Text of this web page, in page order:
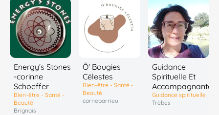
Energy's Stones
-corinne
Schoeffer
Bien-être - Santé -
Beauté
Brignais
Ô' Bougies
Célestes
Bien-être - Santé -
Beauté
cornebarrieu
Guidance
Spirituelle Et
Accompagnante
Guidance spirituelle
Trèbes